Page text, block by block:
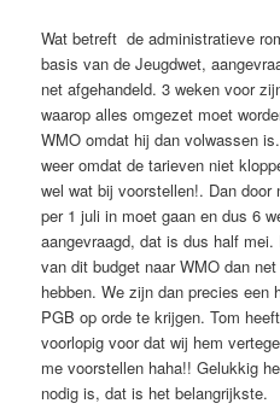
Wat betreft de administratieve
basis van de Jeugdwet,
net afgehandeld. 3 weken voor
waarop alles omgezet moet
WMO omdat hij dan volwassen
weer omdat de tarieven niet
wel wat bij voorstellen!. Dan door
per 1 juli in moet gaan en dus 6
aangevraagd, dat is dus half
van dit budget naar WMO dan
hebben. We zijn dan precies een
PGB op orde te krijgen. Tom
voorlopig voor dat wij hem
me voorstellen haha!! Gelukkig
nodig is, dat is het belangrijkste.